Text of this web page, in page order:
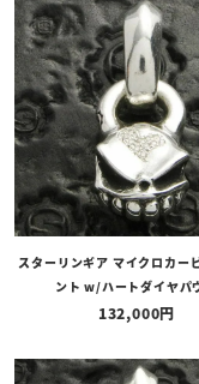
スターリンギア マイクロカー
ント w/ハートダイヤパ
132,000